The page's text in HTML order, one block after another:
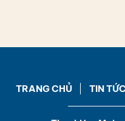
TRANG CHỦ TIN TỨC